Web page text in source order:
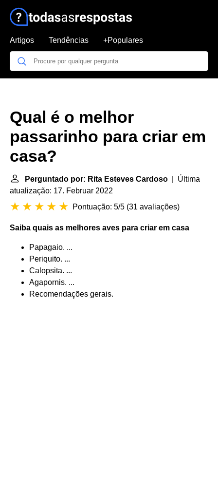
Artigos Tendências +Populares
Qual é o melhor
passarinho para criar em
casa?
Perguntado por: Rita Esteves Cardoso | Última
atualização: 17. Februar 2022
Pontuação: 5/5 (31 avaliações)
Saiba quais as melhores aves para criar em casa
Papagaio. ...
Periquito. ...
Calopsita. ...
Agapornis. ...
Recomendações gerais.